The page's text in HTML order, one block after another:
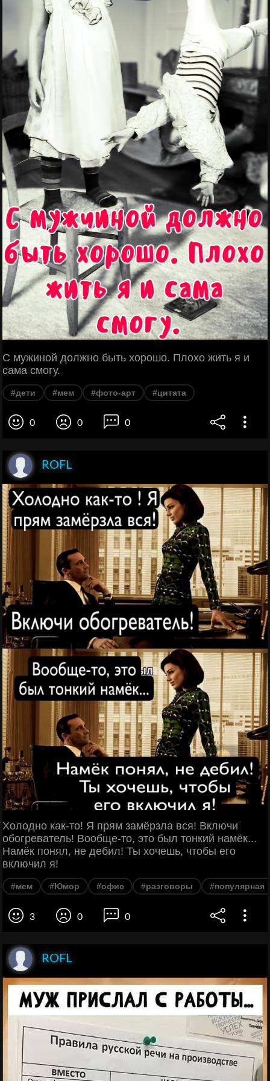
С мужиной должно быть хорошо. Плохо жить я и
сама смогу.
#дети #мем #фото-арт #цитата
0 0 0
ROFL
Холодно как-то! Я прям замёрзла вся! Включи
обогреватель! Вообще-то, это был тонкий намёк...
Намёк понял, не дебил! Ты хочешь, чтобы его
включил я!
#мем #Юмор #офис #разговоры #популярная
3 0 0
ROFL